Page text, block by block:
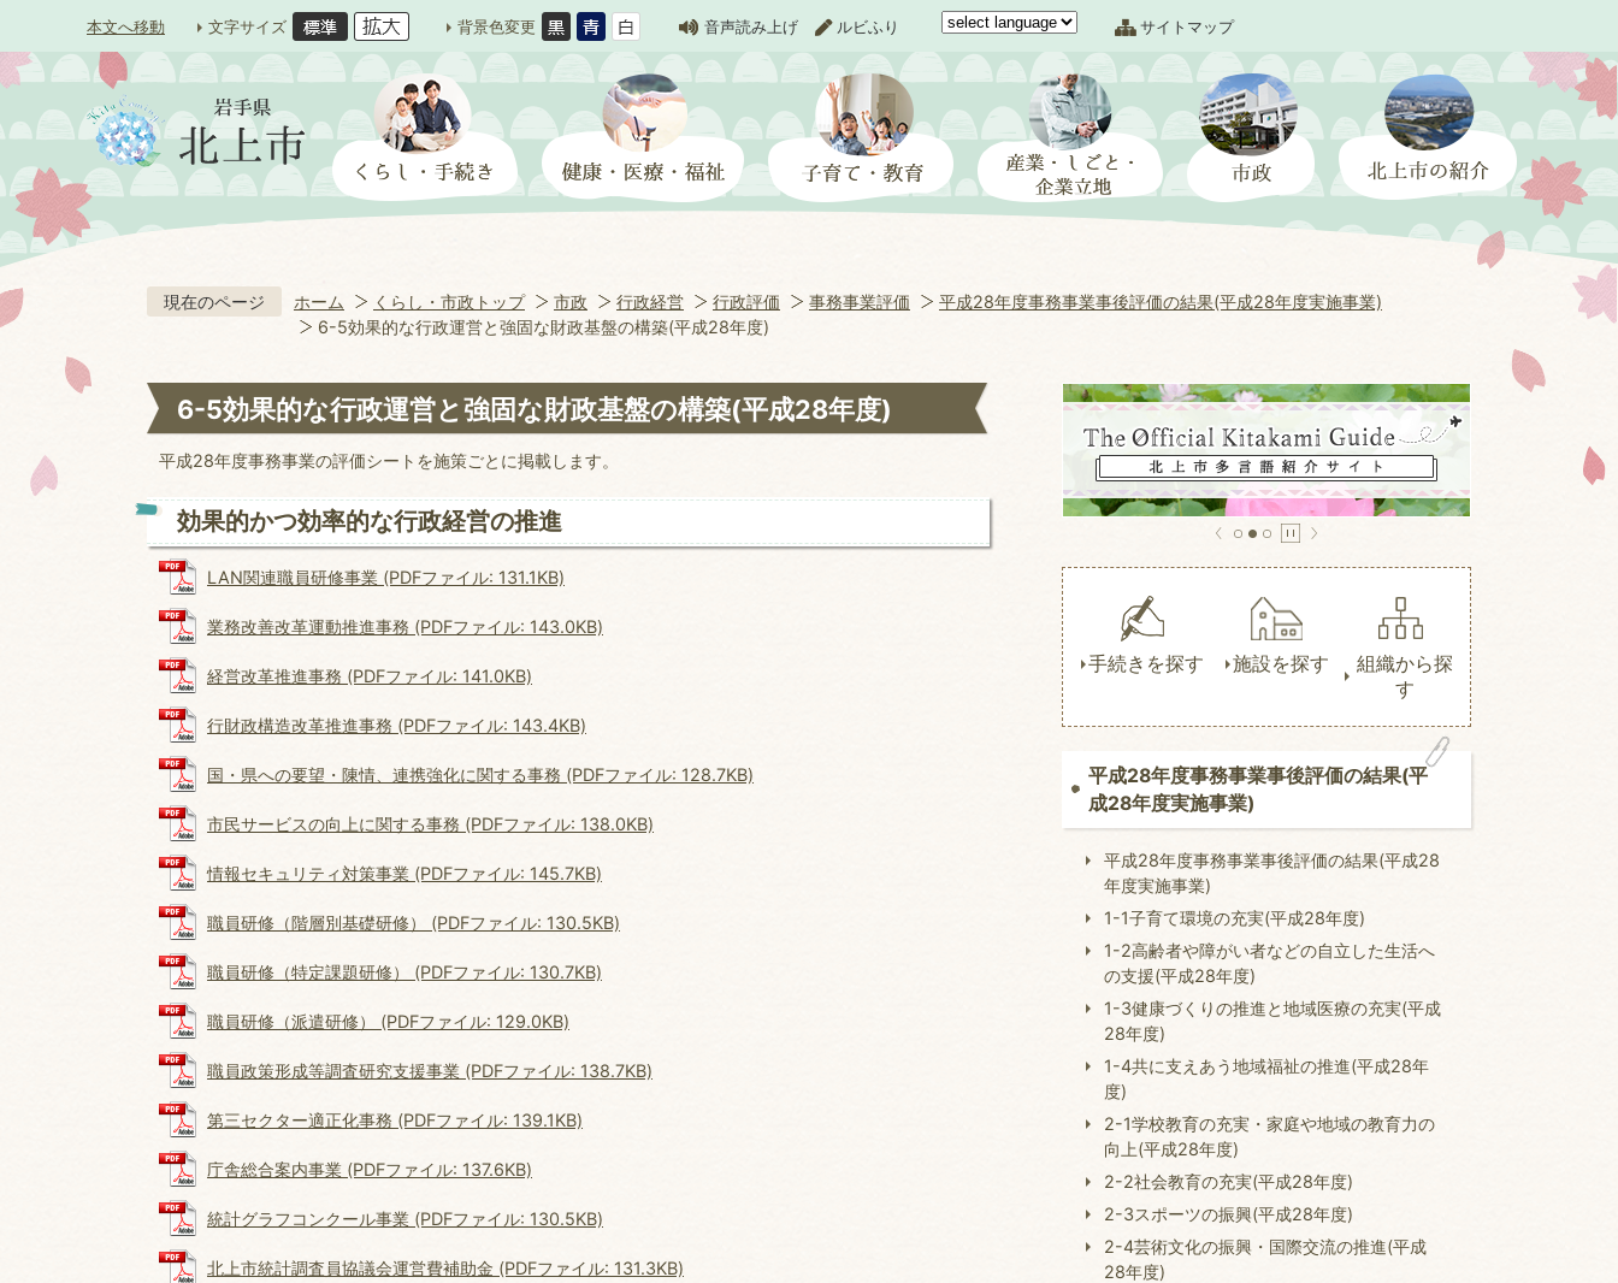
本文へ移動 文字サイズ 背景色変更 音声読み上げ ルビふり サイトマップ
現在のページ ホーム くらし・市政トップ 市政 行政経営 行政評価 事務事業評価
平成28年度事務事業事後評価の結果(平成28年度実施事業)
6-5効果的な行政運営と強固な財政基盤の構築(平成28年度)
6-5効果的な行政運営と強固な財政基盤の構築(平成28年度)
平成28年度事務事業の評価シートを施策ごとに掲載します。
効果的かつ効率的な行政経営の推進
LAN関連職員研修事業 (PDFファイル: 131.1KB)
業務改善改革運動推進事務 (PDFファイル: 143.0KB)
経営改革推進事務 (PDFファイル: 141.0KB)
行財政構造改革推進事務 (PDFファイル: 143.4KB)
国・県への要望・陳情、連携強化に関する事務 (PDFファイル: 128.7KB)
市民サービスの向上に関する事務 (PDFファイル: 138.0KB)
情報セキュリティ対策事業 (PDFファイル: 145.7KB)
職員研修（階層別基礎研修） (PDFファイル: 130.5KB)
職員研修（特定課題研修） (PDFファイル: 130.7KB)
職員研修（派遣研修） (PDFファイル: 129.0KB)
職員政策形成等調査研究支援事業 (PDFファイル: 138.7KB)
第三セクター適正化事務 (PDFファイル: 139.1KB)
庁舎総合案内事業 (PDFファイル: 137.6KB)
統計グラフコンクール事業 (PDFファイル: 130.5KB)
北上市統計調査員協議会運営費補助金 (PDFファイル: 131.3KB)
手続きを探す 施設を探す
組織から探
す
平成28年度事務事業事後評価の結果(平
成28年度実施事業)
平成28年度事務事業事後評価の結果(平成28
年度実施事業)
1-1子育て環境の充実(平成28年度)
1-2高齢者や障がい者などの自立した生活へ
の支援(平成28年度)
1-3健康づくりの推進と地域医療の充実(平成
28年度)
1-4共に支えあう地域福祉の推進(平成28年
度)
2-1学校教育の充実・家庭や地域の教育力の
向上(平成28年度)
2-2社会教育の充実(平成28年度)
2-3スポーツの振興(平成28年度)
2-4芸術文化の振興・国際交流の推進(平成
28年度)